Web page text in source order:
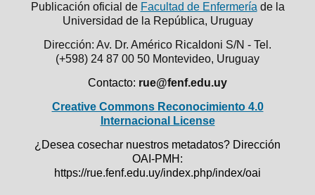
Publicación oficial de Facultad de Enfermería de la
Universidad de la República, Uruguay
Dirección: Av. Dr. Américo Ricaldoni S/N - Tel.
(+598) 24 87 00 50 Montevideo, Uruguay
Contacto: rue@fenf.edu.uy
Creative Commons Reconocimiento 4.0
Internacional License
¿Desea cosechar nuestros metadatos? Dirección
OAI-PMH:
https://rue.fenf.edu.uy/index.php/index/oai